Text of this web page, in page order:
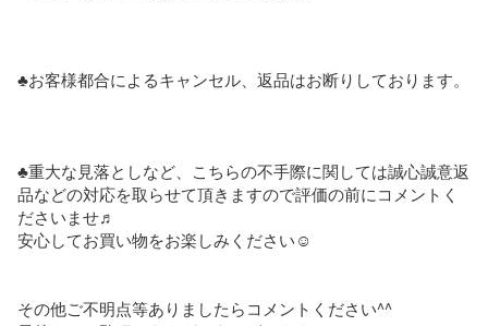
♣︎お客様都合によるキャンセル、返品はお断りしております。
♣︎重大な見落としなど、こちらの不手際に関しては誠心誠意返
品などの対応を取らせて頂きますので評価の前にコメントく
ださいませ♬
安心してお買い物をお楽しみください☺️
その他ご不明点等ありましたらコメントください^^